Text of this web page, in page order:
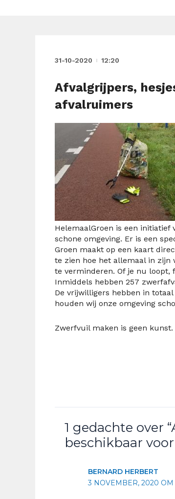
31-10-2020 12:20
Afvalgrijpers,
afvalruimers
HelemaalGroen is een initiatief
schone omgeving. Er is een
Groen maakt op een kaart
te zien hoe het allemaal in zijn
te verminderen. Of je nu loopt,
Inmiddels hebben 257
De vrijwilligers hebben in
houden wij onze omgeving
Zwerfvuil maken is geen
1 gedachte over
beschikbaar
BERNARD HERBERT
3 NOVEMBER, 2020 OM